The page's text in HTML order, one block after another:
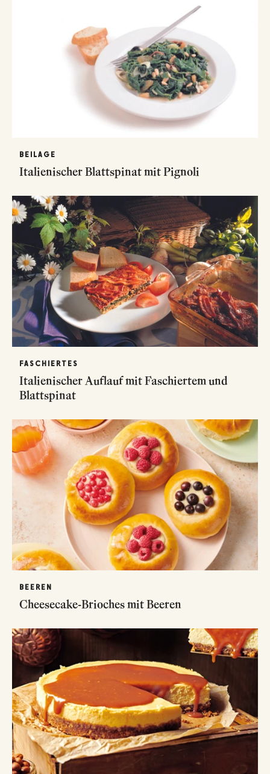
BEILAGE
Italienischer Blattspinat mit Pignoli
FASCHIERTES
Italienischer Auflauf mit Faschiertem und
Blattspinat
BEEREN
Cheesecake-Brioches mit Beeren